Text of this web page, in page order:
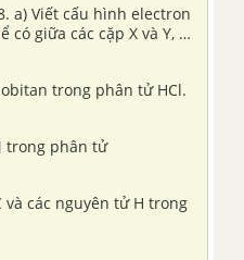
a) Viết cấu hình electron
giữa các cặp X và Y, Y
trong phân tử HCl.
trong phân tử
các nguyên tử H trong